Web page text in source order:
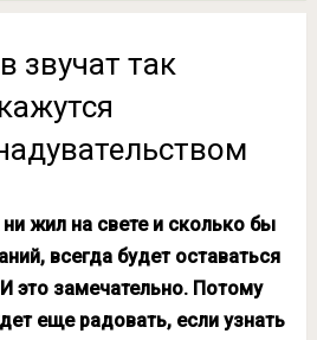
звучат так
жил на свете и сколько бы
всегда будет оставаться
это замечательно. Потому
еще радовать, если узнать